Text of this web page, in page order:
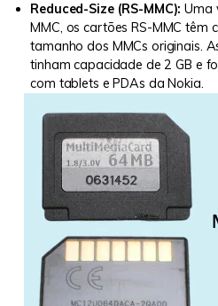
Reduced-Size (RS-MMC): Uma
MMC, os cartões RS-MMC têm
tamanho dos MMCs originais.
tinham capacidade de 2 GB e
com tablets e PDAs da Nokia.